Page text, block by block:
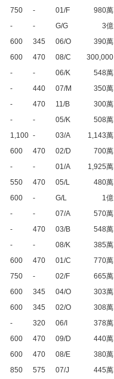
750 - 01/F
980萬
- - G/G
3億
600 345 06/O
390萬
600 470 08/C
300,000
- - 06/K
548萬
- 440 07/M
350萬
- 470 11/B
300萬
- - 05/K
508萬
1,100 - 03/A
1,143萬
600 470 02/D
700萬
- - 01/A
1,925萬
550 470 05/L
480萬
600 - G/L
1億
- - 07/A
570萬
- 470 03/B
548萬
- - 08/K
385萬
600 470 01/C
770萬
750 - 02/F
665萬
600 345 04/O
303萬
600 345 02/O
308萬
- 320 06/I
378萬
600 470 09/D
440萬
600 470 08/E
380萬
850 575 07/J
445萬